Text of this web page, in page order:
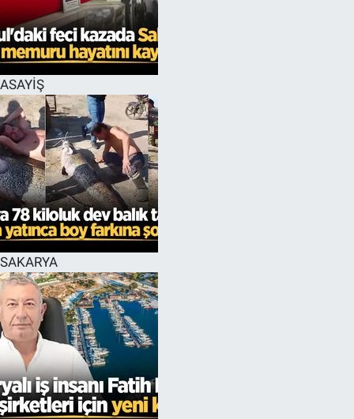
ASAYİŞ
SAKARYA
EĞİTİM
MAGAZİN
ÖZEL HABER
HALK54 PANORAMA